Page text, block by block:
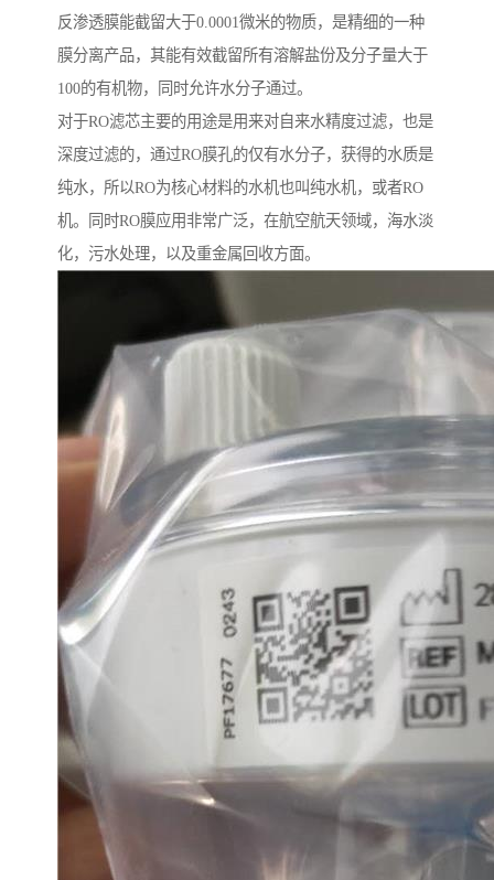
反渗透膜能截留大于0.0001微米的物质，是精细的一种
膜分离产品，其能有效截留所有溶解盐份及分子量大于
100的有机物，同时允许水分子通过。
对于RO滤芯主要的用途是用来对自来水精度过滤，也是
深度过滤的，通过RO膜孔的仅有水分子，获得的水质是
纯水，所以RO为核心材料的水机也叫纯水机，或者RO
机。同时RO膜应用非常广泛，在航空航天领域，海水淡
化，污水处理，以及重金属回收方面。